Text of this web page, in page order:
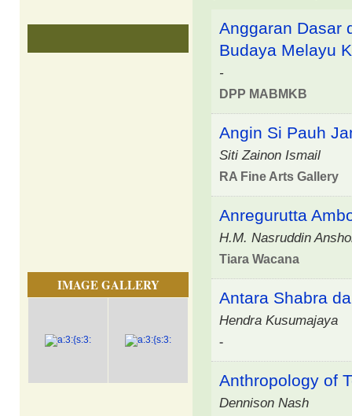
IMAGE GALLERY
Anggaran Dasar
Budaya Melayu
-
DPP MABMKB
Angin Si Pauh
Siti Zainon Ismail
RA Fine Arts Gallery
Anregurutta
H.M. Nasruddin
Tiara Wacana
Antara Shabra
Hendra Kusumajaya
-
Anthropology of
Dennison Nash